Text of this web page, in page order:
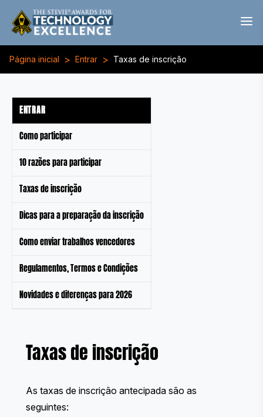
Página inicial > Entrar > Taxas de inscrição
ENTRAR
Como participar
10 razões para participar
Taxas de inscrição
Dicas para a preparação da inscrição
Como enviar trabalhos vencedores
Regulamentos, Termos e Condições
Novidades e diferenças para 2026
Taxas de inscrição
As taxas de inscrição antecipada são as
seguintes: